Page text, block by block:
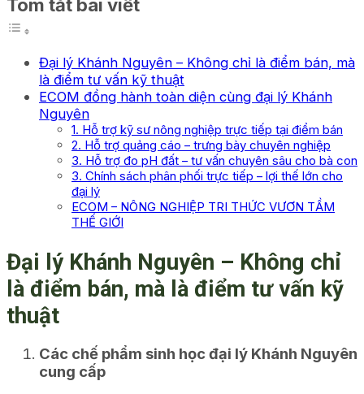
Tóm tắt bài viết
Đại lý Khánh Nguyên – Không chỉ là điểm bán, mà
là điểm tư vấn kỹ thuật
ECOM đồng hành toàn diện cùng đại lý Khánh
Nguyên
1. Hỗ trợ kỹ sư nông nghiệp trực tiếp tại điểm bán
2. Hỗ trợ quảng cáo – trưng bày chuyên nghiệp
3. Hỗ trợ đo pH đất – tư vấn chuyên sâu cho bà con
3. Chính sách phân phối trực tiếp – lợi thế lớn cho
đại lý
ECOM – NÔNG NGHIỆP TRI THỨC VƯƠN TẦM
THẾ GIỚI
Đại lý Khánh Nguyên – Không chỉ
là điểm bán, mà là điểm tư vấn kỹ
thuật
Các chế phẩm sinh học đại lý Khánh Nguyên
cung cấp